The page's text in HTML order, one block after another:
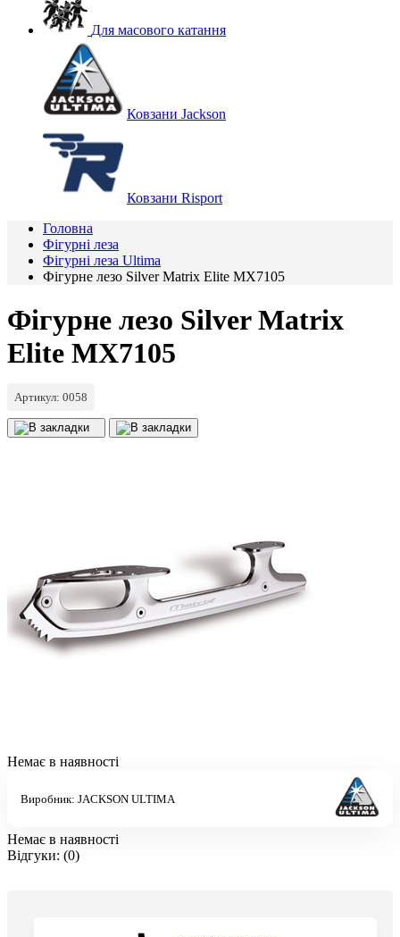
Для масового катання
Ковзани Jackson
Ковзани Risport
Головна
Фігурні леза
Фігурні леза Ultima
Фігурне лезо Silver Matrix Elite MX7105
Фігурне лезо Silver Matrix
Elite MX7105
Артикул: 0058
Немає в наявності
Виробник: JACKSON ULTIMA
Немає в наявності
Відгуки: (0)